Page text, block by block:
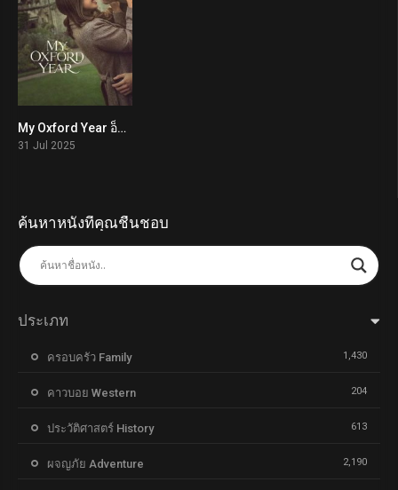
6.2
My Oxford Year อ็อกซ์ฟอร์ดในฝันของสาวอเมริกัน (2025) NETFLIX
31 Jul 2025
ค้นหาหนังที่คุณชื่นชอบ
ประเภท
ครอบครัว Family 1,430
คาวบอย Western 204
ประวัติศาสตร์ History 613
ผจญภัย Adventure 2,190